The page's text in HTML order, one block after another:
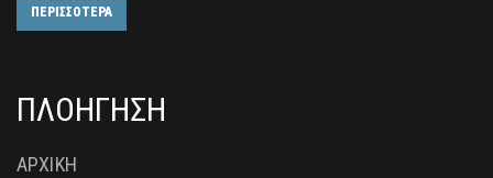
ΠΕΡΙΣΣΟΤΕΡΑ
ΠΛΟΗΓΗΣΗ
ΑΡΧΙΚΗ